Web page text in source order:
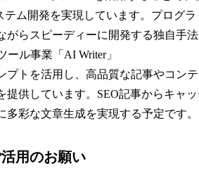
テム開発を実現しています。プログ
がらスピーディーに開発する独自手法
ール事業「AI Writer」
プトを活用し、高品質な記事やコン
提供しています。SEO記事からキャ
多彩な文章生成を実現する予定です。
用のお願い